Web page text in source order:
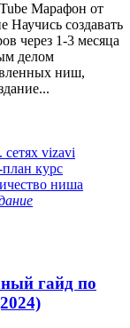
Марафон от
создавать
через 1-3 месяца
делом
ниш,
vizavi
план курс
ниша
гайд по